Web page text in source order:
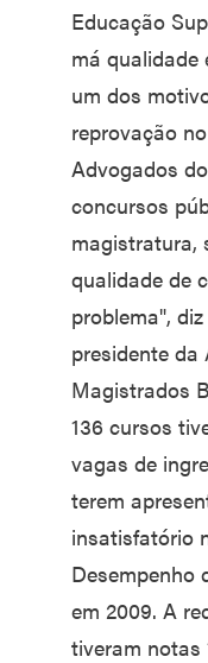
Educação
má qualidade
um dos
reprovação
Advogados
concursos
magistratura,
qualidade de
problema",
presidente da
Magistrados
136 cursos
vagas de
terem
insatisfatório
Desempenho
em 2009. A
tiveram notas